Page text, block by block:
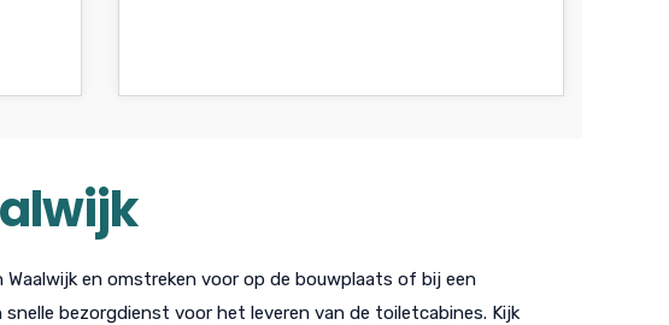
en omstreken voor op de bouwplaats of bij een
bezorgdienst voor het leveren van de toiletcabines. Kijk